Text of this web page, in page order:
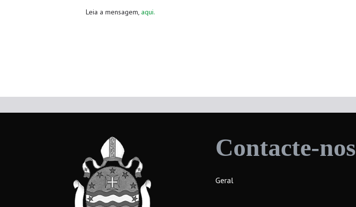
Leia a mensagem, aqui.
Contacte-nos
Geral